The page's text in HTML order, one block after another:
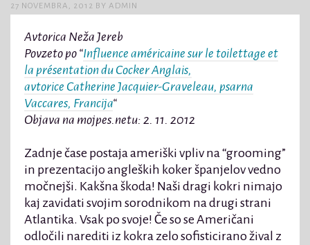
27 NOVEMBRA, 2012 BY ADMIN
Avtorica Neža Jereb
Povzeto po “Influence américaine sur le toilettage et
la présentation du Cocker Anglais,
avtorice Catherine Jacquier-Graveleau, psarna
Vaccares, Francija“
Objava na mojpes.netu: 2. 11. 2012
Zadnje čase postaja ameriški vpliv na “grooming”
in prezentacijo angleških koker španjelov vedno
močnejši. Kakšna škoda! Naši dragi kokri nimajo
kaj zavidati svojim sorodnikom na drugi strani
Atlantika. Vsak po svoje! Če so se Američani
odločili narediti iz kokra zelo sofisticirano žival z